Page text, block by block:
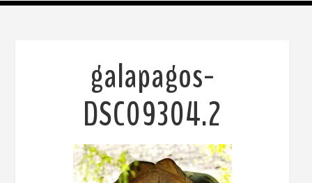
galapagos-
DSC09304.2